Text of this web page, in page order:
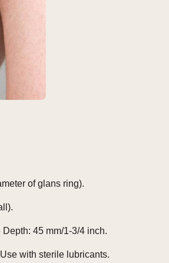
of glans ring).
45 mm/1-3/4 inch.
with sterile lubricants.